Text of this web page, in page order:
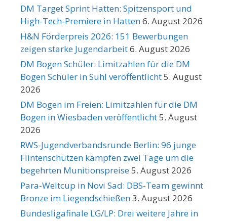
DM Target Sprint Hatten: Spitzensport und
High-Tech-Premiere in Hatten6. August 2026
H&N Förderpreis 2026: 151 Bewerbungen
zeigen starke Jugendarbeit6. August 2026
DM Bogen Schüler: Limitzahlen für die DM
Bogen Schüler in Suhl veröffentlicht5. August
2026
DM Bogen im Freien: Limitzahlen für die DM
Bogen in Wiesbaden veröffentlicht5. August
2026
RWS-Jugendverbandsrunde Berlin: 96 junge
Flintenschützen kämpfen zwei Tage um die
begehrten Munitionspreise5. August 2026
Para-Weltcup in Novi Sad: DBS-Team gewinnt
Bronze im Liegendschießen3. August 2026
Bundesligafinale LG/LP: Drei weitere Jahre in